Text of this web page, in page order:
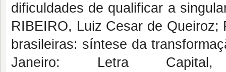
dificuldades de qualificar a
RIBEIRO, Luiz Cesar de
brasileiras: síntese da
Janeiro: Letra